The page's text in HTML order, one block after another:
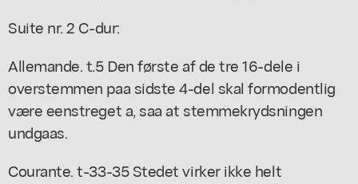
Suite nr. 2 C-dur:
Allemande. t.5 Den første af de tre 16-dele i
overstemmen paa sidste 4-del skal formodentlig
være eenstreget a, saa at stemmekrydsningen
undgaas.
Courante. t-33-35 Stedet virker ikke helt